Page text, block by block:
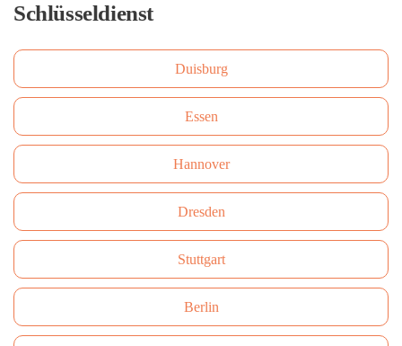
Schlüsseldienst
Duisburg
Essen
Hannover
Dresden
Stuttgart
Berlin